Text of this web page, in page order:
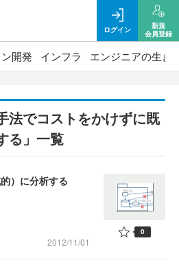
ログイン
新規
会員登録
開発 インフラ エンジニアの生き
法でコストをかけずに既
る」一覧
）に分析する
2012/11/01
0